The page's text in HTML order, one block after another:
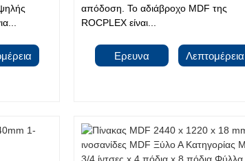
απόδοση. Το αδιάβροχο MDF της
ROCPLEX είναι...
Ερευνα Λεπτομέρεια